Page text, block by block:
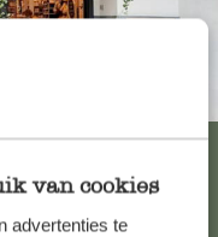
van cookies
advertenties te